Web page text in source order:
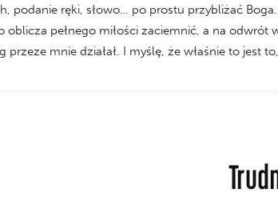
podanie ręki, słowo… po prostu przybliżać
oblicza pełnego miłości zaciemnić, a na
przeze mnie działał. I myślę, że właśnie to jest